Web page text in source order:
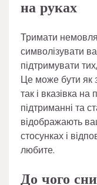
на руках
Тримати
символізувати
підтримувати
Це може бути як
так і вказівка
підтриманні та
відображають
стосунках і
любите.
До чого